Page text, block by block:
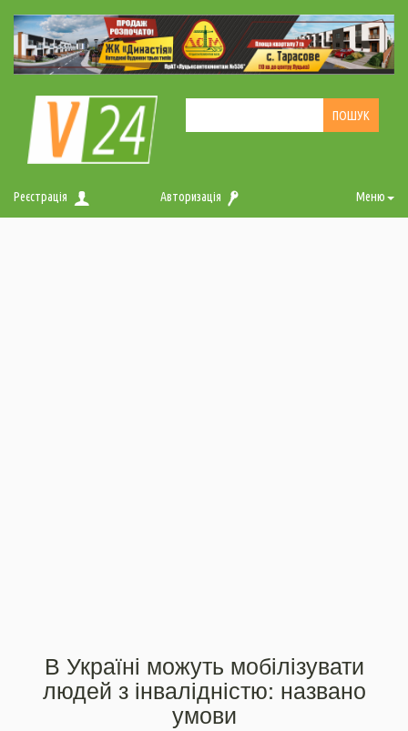
Реєстрація Авторизація Меню
В Україні можуть мобілізувати
людей з інвалідністю: названо
умови